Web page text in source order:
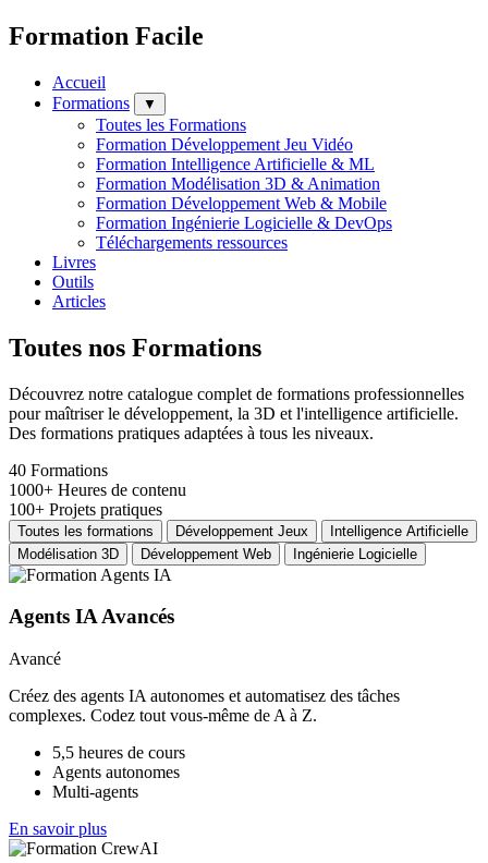
Formation Facile
Accueil
Formations
▼
Toutes les Formations
Formation Développement Jeu Vidéo
Formation Intelligence Artificielle & ML
Formation Modélisation 3D & Animation
Formation Développement Web & Mobile
Formation Ingénierie Logicielle & DevOps
Téléchargements ressources
Livres
Outils
Articles
Toutes nos Formations
Découvrez notre catalogue complet de formations professionnelles
pour maîtriser le développement, la 3D et l'intelligence artificielle.
Des formations pratiques adaptées à tous les niveaux.
40 Formations
1000+ Heures de contenu
100+ Projets pratiques
Toutes les formations Développement Jeux
Intelligence Artificielle
Modélisation 3D
Développement Web Ingénierie Logicielle
Agents IA Avancés
Avancé
Créez des agents IA autonomes et automatisez des tâches
complexes. Codez tout vous-même de A à Z.
5,5 heures de cours
Agents autonomes
Multi-agents
En savoir plus